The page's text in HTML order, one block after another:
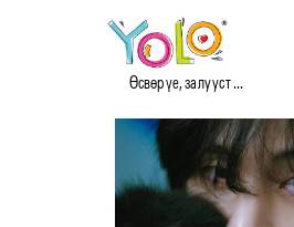
Өсвөр үе, залууст ...
#КИМ